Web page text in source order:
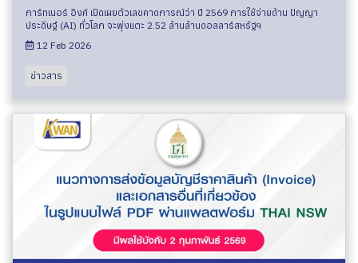
การ์ทเนอร์ อิงค์ เปิดเผยตัวเลขคาดการณ์ว่า ปี 2569 การใช้จ่ายด้าน ปัญญา
ประดิษฐ์ (AI) ทั่วโลก จะพุ่งแตะ 2.52 ล้านล้านดอลลาร์สหรัฐฯ
12 Feb 2026
ข่าวสาร